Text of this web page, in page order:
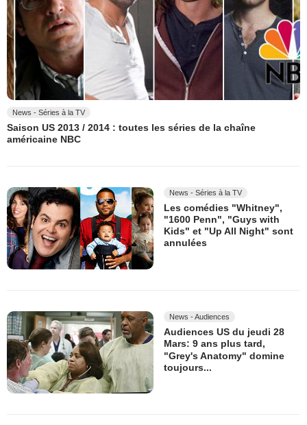
News - Séries à la TV
Saison US 2013 / 2014 : toutes les séries de la chaîne
américaine NBC
News - Séries à la TV
Les comédies "Whitney",
"1600 Penn", "Guys with
Kids" et "Up All Night" sont
annulées
News - Audiences
Audiences US du jeudi 28
Mars: 9 ans plus tard,
"Grey's Anatomy" domine
toujours...